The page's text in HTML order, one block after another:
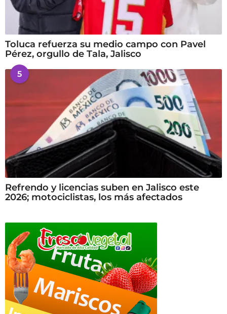
Toluca refuerza su medio campo con Pavel
Pérez, orgullo de Tala, Jalisco
5
Refrendo y licencias suben en Jalisco este
2026; motociclistas, los más afectados